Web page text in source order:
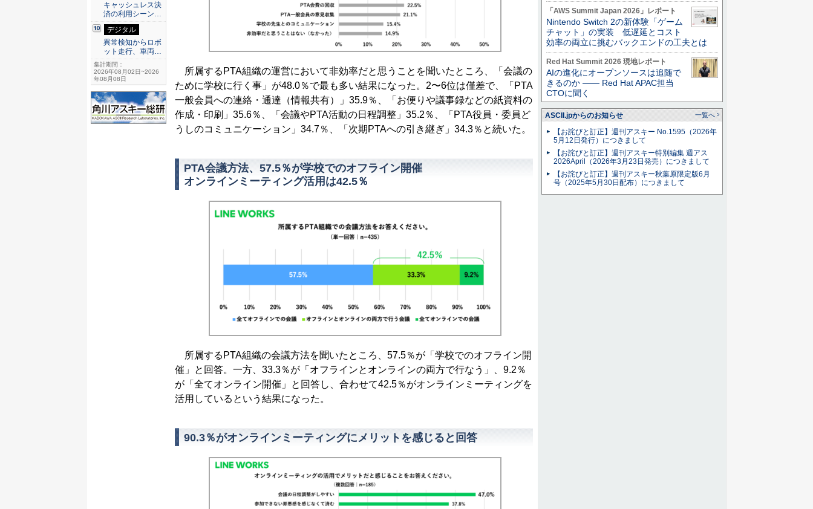
所属するPTA組織の運営において非効率だと思うことを聞いたところ、「会議の
ために学校に行く事」が48.0％で最も多い結果になった。2〜6位は僅差で、「PTA
一般会員への連絡・通達（情報共有）」35.9％、「お便りや議事録などの紙資料の
作成・印刷」35.6％、「会議やPTA活動の日程調整」35.2％、「PTA役員・委員ど
うしのコミュニケーション」34.7％、「次期PTAへの引き継ぎ」34.3％と続いた。
PTA会議方法、57.5％が学校でのオフライン開催
オンラインミーティング活用は42.5％
所属するPTA組織の会議方法を聞いたところ、57.5％が「学校でのオフライン開
催」と回答。一方、33.3％が「オフラインとオンラインの両方で行なう」、9.2％
が「全てオンライン開催」と回答し、合わせて42.5％がオンラインミーティングを
活用しているという結果になった。
90.3％がオンラインミーティングにメリットを感じると回答
キャッシュレス決
済の利用シーン…
デジタル
異常検知からロボ
ット走行、車両…
集計期間：
2026年08月02日~2026
年08月08日
「AWS Summit Japan 2026」レポート
Nintendo Switch 2の新体験「ゲーム
チャット」の実装 低遅延とコスト
効率の両立に挑むバックエンドの工夫とは
Red Hat Summit 2026 現地レポート
AIの進化にオープンソースは追随で
きるのか ―― Red Hat APAC担当
CTOに聞く
ASCII.jpからのお知らせ 一覧へ
【お詫びと訂正】週刊アスキー No.1595（2026年
5月12日発行）につきまして
【お詫びと訂正】週刊アスキー特別編集 週アス
2026April（2026年3月23日発売）につきまして
【お詫びと訂正】週刊アスキー秋葉原限定版6月
号（2025年5月30日配布）につきまして